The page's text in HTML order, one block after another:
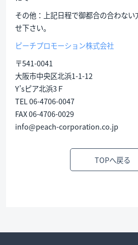
その他：上記日程で御都合の合わな
せ下さい。
ピーチプロモーション株式会社
〒541-0041
大阪市中央区北浜1-1-12
Y’sピア北浜3Ｆ
TEL 06-4706-0047
FAX 06-4706-0029
info@peach-corporation.co.jp
TOPへ戻る